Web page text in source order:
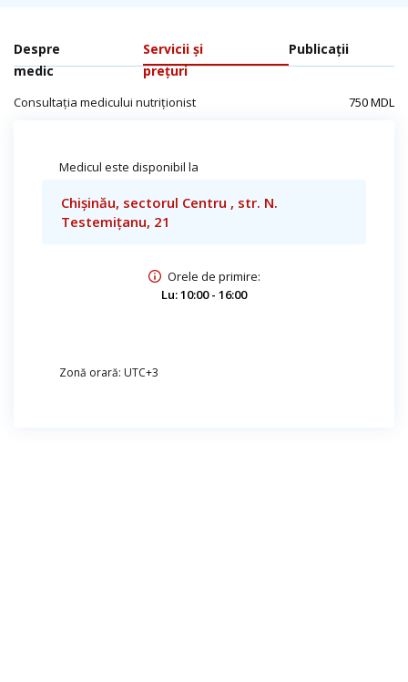
Despre
medic
Servicii și
prețuri
Publicații
Consultația medicului nutriționist 750 MDL
Medicul este disponibil la
Chișinău, sectorul Centru , str. N.
Testemițanu, 21
Orele de primire:
Lu: 10:00 - 16:00
Zonă orară: UTC+3